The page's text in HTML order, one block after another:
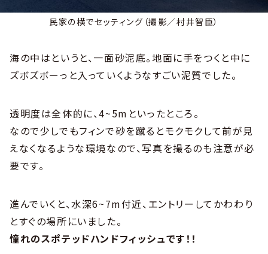
民家の横でセッティング（撮影／村井智臣）
海の中はというと、一面砂泥底。地面に手をつくと中に
ズボズボーっと入っていくようなすごい泥質でした。
透明度は全体的に、4~5mといったところ。
なので少しでもフィンで砂を蹴るとモクモクして前が見
えなくなるような環境なので、写真を撮るのも注意が必
要です。
進んでいくと、水深6~7m付近、エントリーしてかわわり
とすぐの場所にいました。
憧れのスポテッドハンドフィッシュです！！